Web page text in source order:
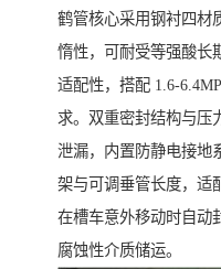
鹤管核心采用钢衬四材
惰性，可耐受等强酸
适配性，搭配 1.6-
求。双重密封结构与压
泄漏，内置防静电接地
架与可调垂管长度，适
在槽车意外移动时自动
腐蚀性介质储运。